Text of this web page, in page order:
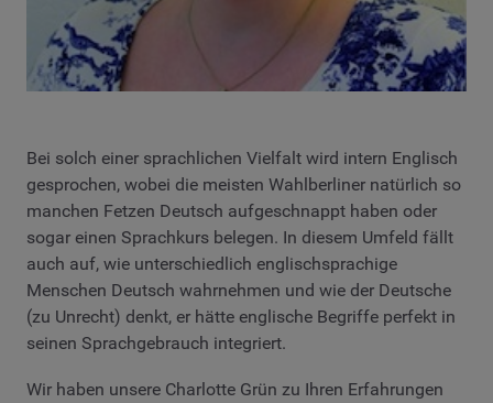
Bei solch einer sprachlichen Vielfalt wird intern Englisch
gesprochen, wobei die meisten Wahlberliner natürlich so
manchen Fetzen Deutsch aufgeschnappt haben oder
sogar einen Sprachkurs belegen. In diesem Umfeld fällt
auch auf, wie unterschiedlich englischsprachige
Menschen Deutsch wahrnehmen und wie der Deutsche
(zu Unrecht) denkt, er hätte englische Begriffe perfekt in
seinen Sprachgebrauch integriert.
Wir haben unsere Charlotte Grün zu Ihren Erfahrungen